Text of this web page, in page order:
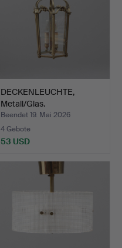
DECKENLEUCHTE,
Metall/Glas.
Beendet 19. Mai 2026
4 Gebote
53 USD